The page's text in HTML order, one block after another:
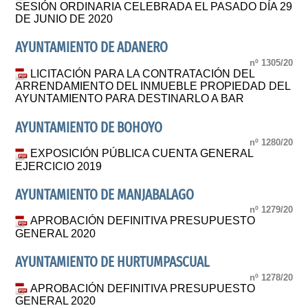
SESIÓN ORDINARIA CELEBRADA EL PASADO DÍA 29
DE JUNIO DE 2020
AYUNTAMIENTO DE ADANERO
nº 1305/20
LICITACIÓN PARA LA CONTRATACIÓN DEL
ARRENDAMIENTO DEL INMUEBLE PROPIEDAD DEL
AYUNTAMIENTO PARA DESTINARLO A BAR
AYUNTAMIENTO DE BOHOYO
nº 1280/20
EXPOSICIÓN PÚBLICA CUENTA GENERAL
EJERCICIO 2019
AYUNTAMIENTO DE MANJABALAGO
nº 1279/20
APROBACIÓN DEFINITIVA PRESUPUESTO
GENERAL 2020
AYUNTAMIENTO DE HURTUMPASCUAL
nº 1278/20
APROBACIÓN DEFINITIVA PRESUPUESTO
GENERAL 2020